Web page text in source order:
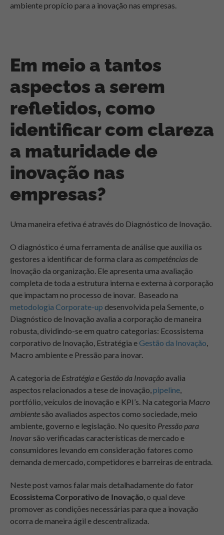
ambiente propício para a inovação nas empresas.
Em meio a tantos
aspectos a serem
refletidos, como
identificar com clareza
a maturidade de
inovação nas
empresas?
Uma maneira efetiva é através do Diagnóstico de Inovação.
O diagnóstico é uma ferramenta de análise que auxilia os
gestores a identificar de forma clara as competências de
Inovação da organização. Ele apresenta uma avaliação
completa de toda a estrutura interna e externa à corporação
que impactam no processo de inovar. Baseado na
metodologia Corporate-up desenvolvida pela Semente, o
Diagnóstico de Inovação avalia a corporação de maneira
robusta, dividindo-se em quatro categorias: Ecossistema
corporativo de Inovação, Estratégia eGestão da Inovação,
Macro ambiente e Pressão para inovar.
A categoria de Estratégia e Gestão da Inovação avalia
aspectos relacionados a tese de inovação,pipeline,
portfólio, veículos de inovação e KPI’s. Na categoria Macro
ambiente são avaliados aspectos como sociedade, meio
ambiente, governo e legislação. No quesito Pressão para
Inovar são verificadas características de mercado e
consumidores levando em consideração fatores como
demanda de mercado, competidores e barreiras de entrada.
Neste post vamos falar mais detalhadamente do fator
Ecossistema Corporativo de Inovação, o qual deve
promover as condições necessárias para que a inovação
ocorra de maneira ágil e descentralizada.